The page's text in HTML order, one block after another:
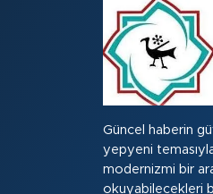
Güncel haberin
yepyeni
modernizmi bir
okuyabilecekleri